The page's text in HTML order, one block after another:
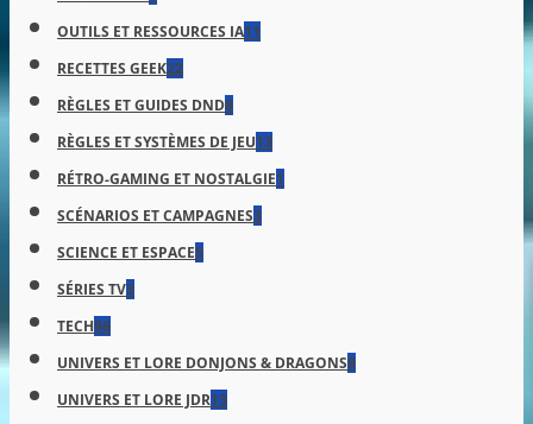
OUTILS ET RESSOURCES IA11
RECETTES GEEK22
RÈGLES ET GUIDES DND8
RÈGLES ET SYSTÈMES DE JEU13
RÉTRO-GAMING ET NOSTALGIE1
SCÉNARIOS ET CAMPAGNES3
SCIENCE ET ESPACE5
SÉRIES TV3
TECH96
UNIVERS ET LORE DONJONS & DRAGONS9
UNIVERS ET LORE JDR13